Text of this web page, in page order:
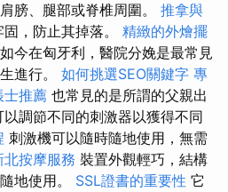
膀、腿部或脊椎周圍。 推拿與
，防止其掉落。 精緻的外燴擺
如今在匈牙利，醫院分娩是最常見
進行。 如何挑選SEO關鍵字 專
士推薦 也常見的是所謂的父親出
調節不同的刺激器以獲得不同
刺激機可以隨時隨地使用，無需
北按摩服務 裝置外觀輕巧，結構
地使用。 SSL證書的重要性 它